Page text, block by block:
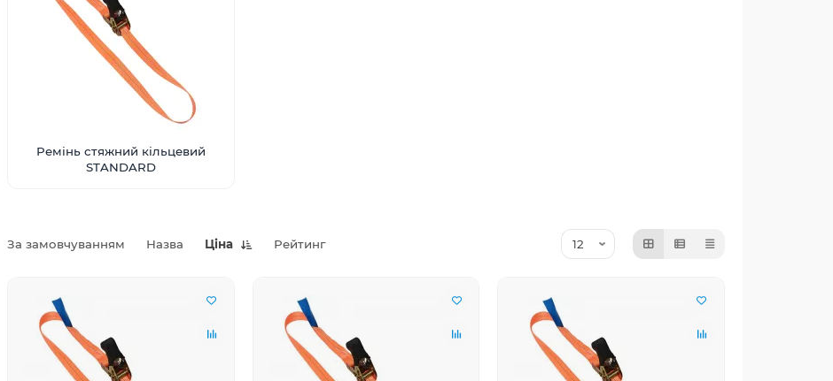
Ремінь стяжний кільцевий
STANDARD
За замовчуванням Назва Ціна Рейтинг